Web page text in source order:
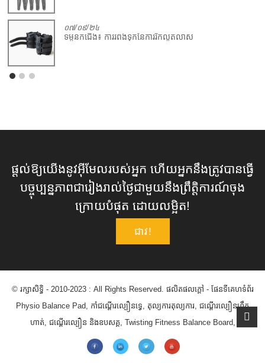
០៧/០៩/២៤
ទម្ងន់កជើង៖ ការរំពឹងទុកនៃការរីកលូតលាស់
ផ្តល់ឱ្យយើងនូវអ៊ីមែលរបស់អ្នក ហើយអ្នកនឹងត្រូវបានធ្វើ
បច្ចុប្បន្នភាពជារៀងរាល់ថ្ងៃជាមួយនឹងព្រឹត្តិការណ៍ចុង
ក្រោយបំផុត ដោយលម្អិត!
ជាវ!
© រក្សាសិទ្ធិ - 2010-2023 : All Rights Reserved. ផលិតផលក្តៅ - ផែនទីគេហទំព័រ
Physio Balance Pad កាំជណ្ដើរល្បឿនទ្វេ តុល្យការតុល្យការ ជណ្តើរល្បឿនហ្វឹក
ហាត់ ជណ្តើរល្បឿន និងឧបសគ្គ Twisting Fitness Balance Board,